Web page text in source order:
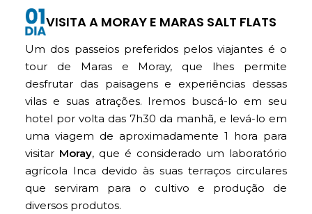
VISITA A MORAY E MARAS SALT FLATS
Um dos passeios preferidos pelos viajantes é o
tour de Maras e Moray, que lhes permite
desfrutar das paisagens e experiências dessas
vilas e suas atrações. Iremos buscá-lo em seu
hotel por volta das 7h30 da manhã, e levá-lo em
uma viagem de aproximadamente 1 hora para
visitar Moray, que é considerado um laboratório
agrícola Inca devido às suas terraços circulares
que serviram para o cultivo e produção de
diversos produtos.